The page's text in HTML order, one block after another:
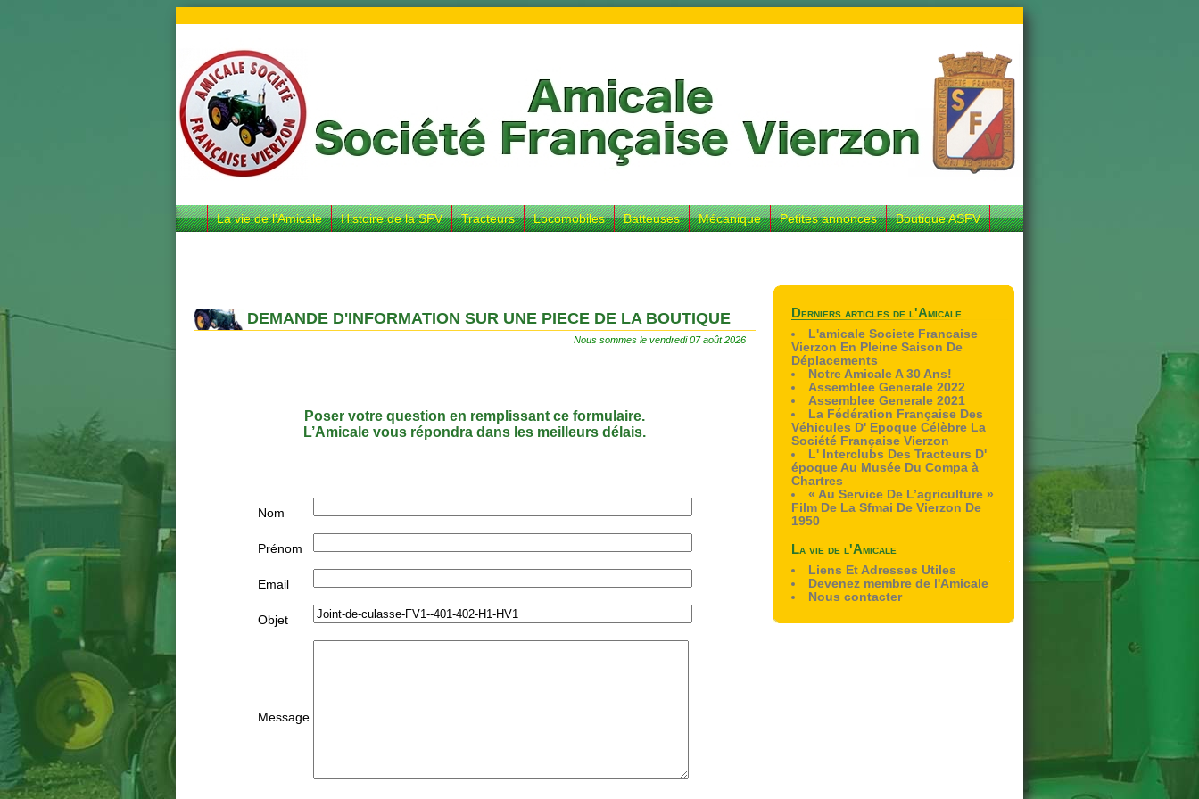
La vie de l’Amicale Histoire de la SFV Tracteurs Locomobiles Batteuses Mécanique Petites annonces Boutique ASFV
Derniers articles de l'Amicale
L'amicale Societe Francaise
Vierzon En Pleine Saison De
Déplacements
Notre Amicale A 30 Ans!
Assemblee Generale 2022
Assemblee Generale 2021
La Fédération Française Des
Véhicules D' Epoque Célèbre La
Société Française Vierzon
L' Interclubs Des Tracteurs D'
époque Au Musée Du Compa à
Chartres
« Au Service De L’agriculture »
Film De La Sfmai De Vierzon De
1950
La vie de l'Amicale
Liens Et Adresses Utiles
Devenez membre de l'Amicale
Nous contacter
DEMANDE D'INFORMATION SUR UNE PIECE DE LA BOUTIQUE
Nous sommes le vendredi 07 août 2026
Poser votre question en remplissant ce formulaire.
L’Amicale vous répondra dans les meilleurs délais.
Nom
Prénom
Email
Objet
Message